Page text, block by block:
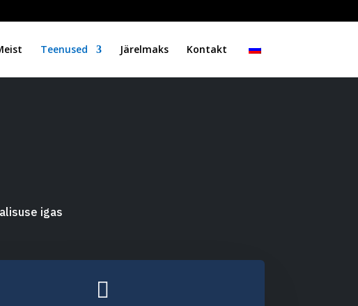
Teenused Järelmaks Kontakt
igas
